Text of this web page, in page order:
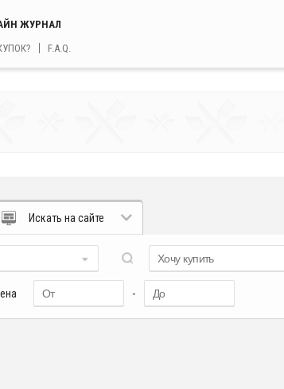
ЖУРНАЛ
F.A.Q.
Искать на сайте
-